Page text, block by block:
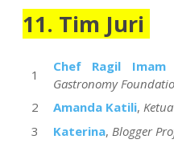
11. Tim Juri
Chef Ragil Imam
Gastronomy
Amanda Katili,
Katerina, Blogger